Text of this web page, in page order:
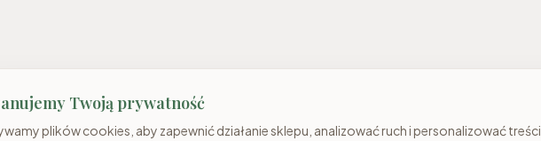
Twoją prywatność
plików cookies, aby zapewnić działanie sklepu, analizować ruch i personalizować treści.